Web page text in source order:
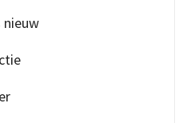
nieuw